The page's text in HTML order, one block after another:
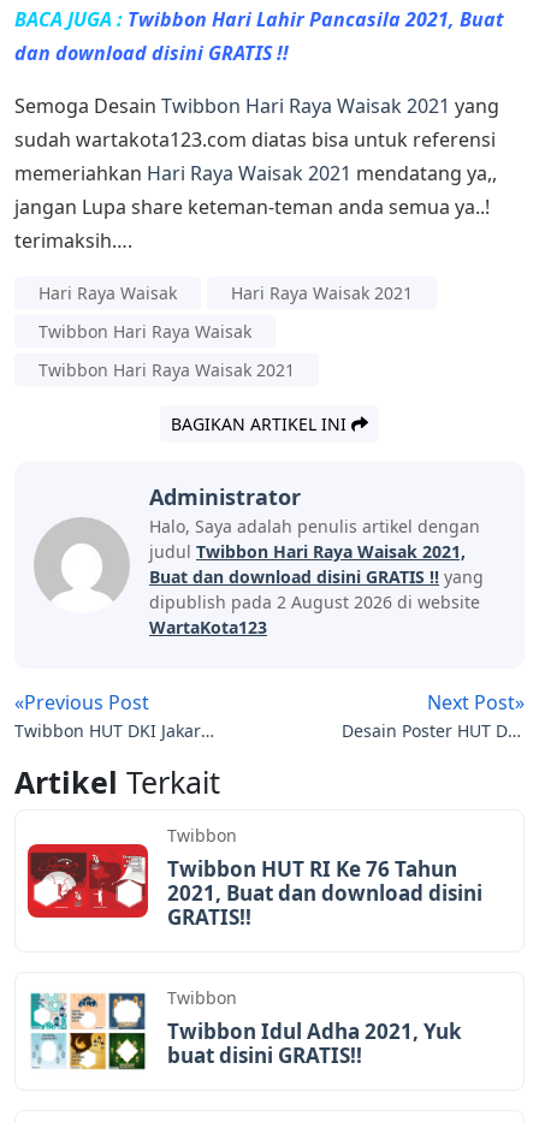
BACA JUGA : Twibbon Hari Lahir Pancasila 2021, Buat
dan download disini GRATIS !!
Semoga Desain Twibbon Hari Raya Waisak 2021 yang
sudah wartakota123.com diatas bisa untuk referensi
memeriahkan Hari Raya Waisak 2021 mendatang ya,,
jangan Lupa share keteman-teman anda semua ya..!
terimaksih….
Hari Raya Waisak
Hari Raya Waisak 2021
Twibbon Hari Raya Waisak
Twibbon Hari Raya Waisak 2021
BAGIKAN ARTIKEL INI
Administrator
Halo, Saya adalah penulis artikel dengan
judul Twibbon Hari Raya Waisak 2021,
Buat dan download disini GRATIS !! yang
dipublish pada 2 August 2026 di website
WartaKota123
«Previous Post
Twibbon HUT DKI Jakarta
dwonload disini Gratis !!
Next Post»
Desain Poster HUT DKI
Artikel Terkait
Twibbon
Twibbon HUT RI Ke 76 Tahun
2021, Buat dan download disini
GRATIS!!
Twibbon
Twibbon Idul Adha 2021, Yuk
buat disini GRATIS!!